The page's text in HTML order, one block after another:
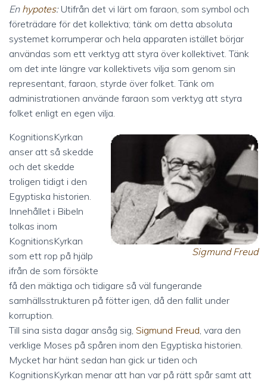
En hypotes:Utifrån det vi lärt om faraon, som symbol och
företrädare för det kollektiva; tänk om detta absoluta
systemet korrumperar och hela apparaten istället börjar
användas som ett verktyg att styra över kollektivet. Tänk
om det inte längre var kollektivets vilja som genom sin
representant, faraon, styrde över folket. Tänk om
administrationen använde faraon som verktyg att styra
folket enligt en egen vilja.
Sigmund Freud
KognitionsKyrkan
anser att så skedde
och det skedde
troligen tidigt i den
Egyptiska historien.
Innehållet i Bibeln
tolkas inom
KognitionsKyrkan
som ett rop på hjälp
ifrån de som försökte
få den mäktiga och tidigare så väl fungerande
samhällsstrukturen på fötter igen, då den fallit under
korruption.
Till sina sista dagar ansåg sig, Sigmund Freud, vara den
verklige Moses på spåren inom den Egyptiska historien.
Mycket har hänt sedan han gick ur tiden och
KognitionsKyrkan menar att han var på rätt spår samt att